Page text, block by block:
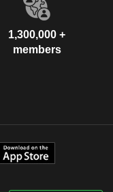
1,300,000 +
members